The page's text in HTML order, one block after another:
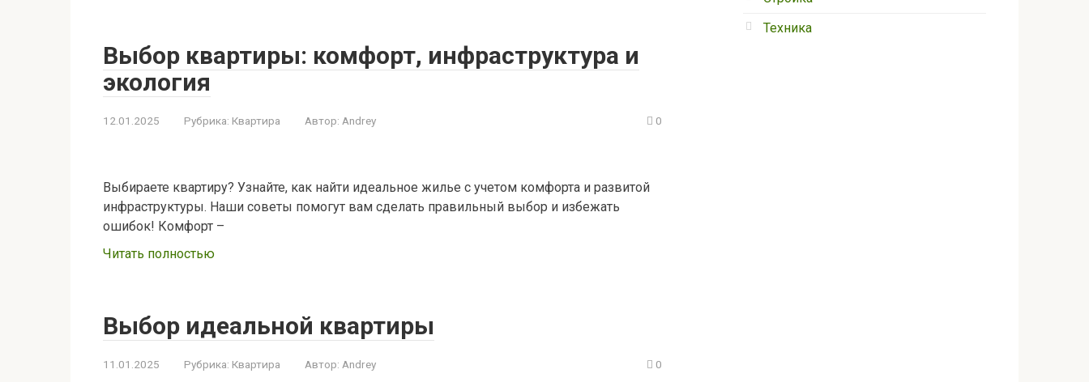
Выбор квартиры: комфорт, инфраструктура и
экология
12.01.2025 Рубрика: Квартира Автор: Andrey 0
Выбираете квартиру? Узнайте, как найти идеальное жилье с учетом комфорта и развитой
инфраструктуры. Наши советы помогут вам сделать правильный выбор и избежать
ошибок! Комфорт –
Читать полностью
Выбор идеальной квартиры
11.01.2025 Рубрика: Квартира Автор: Andrey 0
Техника